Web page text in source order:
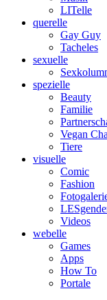
LITelle
querelle
Gay Guy
Tacheles
sexuelle
spezielle
Beauty
Familie
Vegan
Tiere
visuelle
Comic
Fashion
Videos
webelle
Games
Apps
How To
Portale